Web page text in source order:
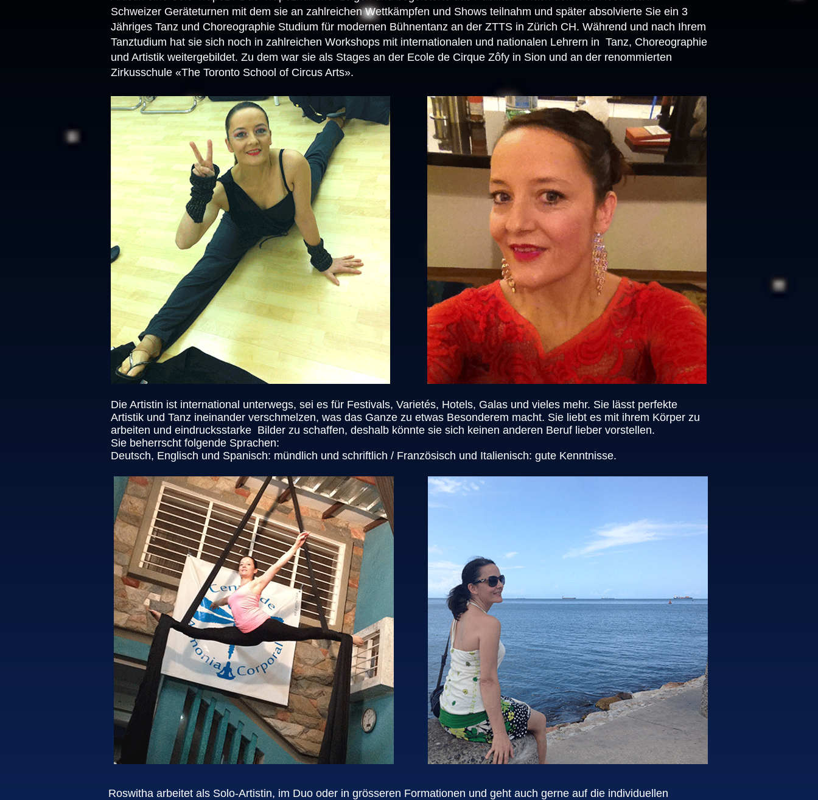
Schweizer Geräteturnen mit dem sie an zahlreichen Wettkämpfen und Shows teilnahm und später absolvierte Sie ein 3
Jähriges Tanz und Choreographie Studium für modernen Bühnentanz an der ZTTS in Zürich CH. Während und nach Ihrem
Tanztudium hat sie sich noch in zahlreichen Workshops mit internationalen und nationalen Lehrern in Tanz, Choreographie
und Artistik weitergebildet. Zu dem war sie als Stages an der Ecole de Cirque Zôfy in Sion und an der renommierten
Zirkusschule «The Toronto School of Circus Arts».
Die Artistin ist international unterwegs, sei es für Festivals, Varietés, Hotels, Galas und vieles mehr. Sie lässt perfekte
Artistik und Tanz ineinander verschmelzen, was das Ganze zu etwas Besonderem macht. Sie liebt es mit ihrem Körper zu
arbeiten und eindrucksstarke Bilder zu schaffen, deshalb könnte sie sich keinen anderen Beruf lieber vorstellen.
Sie beherrscht folgende Sprachen:
Deutsch, Englisch und Spanisch: mündlich und schriftlich / Französisch und Italienisch: gute Kenntnisse.
Roswitha arbeitet als Solo-Artistin, im Duo oder in grösseren Formationen und geht auch gerne auf die individuellen